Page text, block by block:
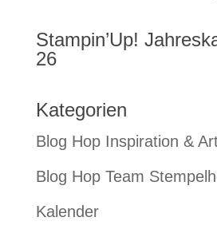
Stampin’Up!
26
Kategorien
Blog Hop Inspiration &
Blog Hop Team
Kalender